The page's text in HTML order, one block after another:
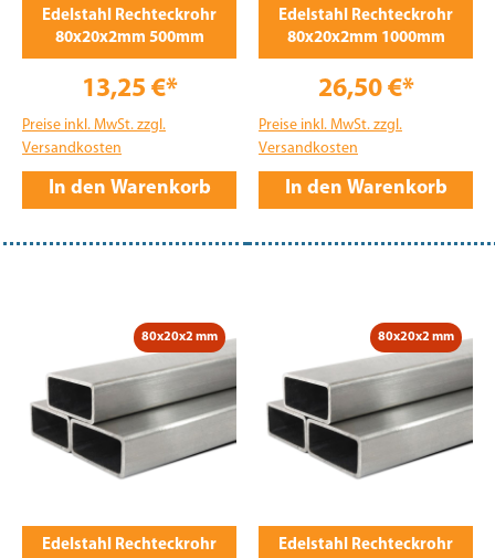
Edelstahl Rechteckrohr
80x20x2mm 500mm
13,25 €*
Preise inkl. MwSt. zzgl.
Versandkosten
In den Warenkorb
Edelstahl Rechteckrohr
80x20x2mm 1000mm
26,50 €*
Preise inkl. MwSt. zzgl.
Versandkosten
In den Warenkorb
80x20x2 mm
Edelstahl Rechteckrohr
80x20x2 mm
Edelstahl Rechteckrohr